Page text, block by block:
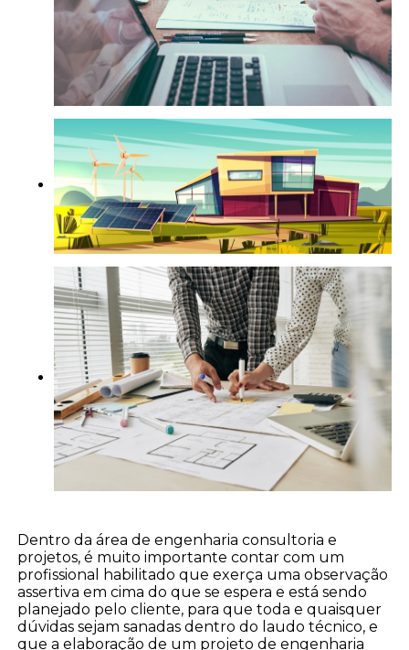
Dentro da área de engenharia consultoria e
projetos, é muito importante contar com um
profissional habilitado que exerça uma observação
assertiva em cima do que se espera e está sendo
planejado pelo cliente, para que toda e quaisquer
dúvidas sejam sanadas dentro do laudo técnico, e
que a elaboração de um projeto de engenharia